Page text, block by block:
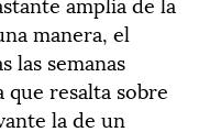
manera, el
las semanas
resalta sobre
la de un